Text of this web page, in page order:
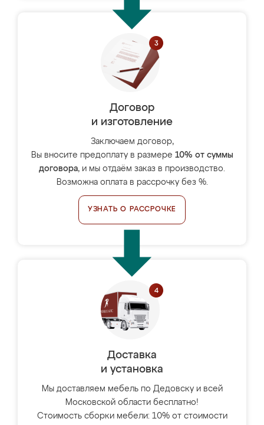
Договор
и изготовление
Заключаем договор,
Вы вносите предоплату в размере 10% от суммы
договора, и мы отдаём заказ в производство.
Возможна оплата в рассрочку без %.
УЗНАТЬ О РАССРОЧКЕ
Доставка
и установка
Мы доставляем мебель по Дедовску и всей
Московской области бесплатно!
Стоимость сборки мебели: 10% от стоимости